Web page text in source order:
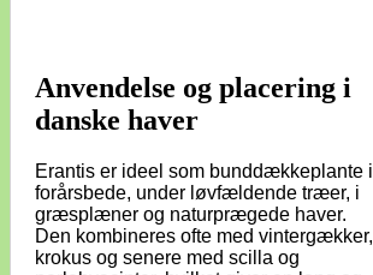
Anvendelse og placering i
danske haver
Erantis er ideel som bunddækkeplante i
forårsbede, under løvfældende træer, i
græsplæner og naturprægede haver.
Den kombineres ofte med vintergækker,
krokus og senere med scilla og